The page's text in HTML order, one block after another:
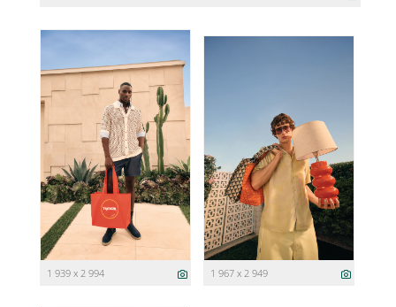
1 939 x 2 994 1 967 x 2 949